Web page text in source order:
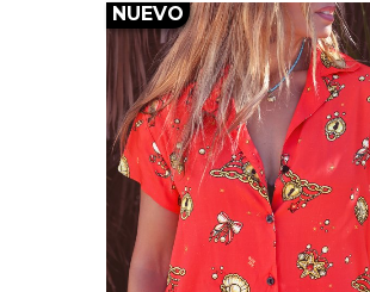
NUEVO